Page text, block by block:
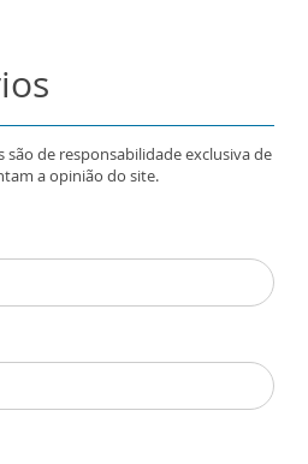
são de responsabilidade exclusiva de
a opinião do site.